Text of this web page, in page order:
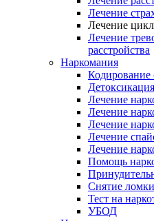
Лечение
Лечение
Лечение
расстройства
Наркомания
Кодирование
Лечение
Лечение
Лечение
Лечение
Лечение
Помощь
Снятие ломки
Тест на
УБОД